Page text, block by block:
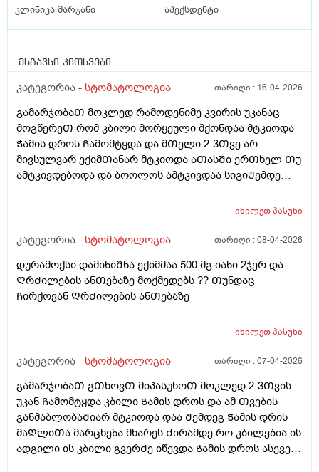
კლინიკა მარჯანი აპექსდენტი
მსგავსი კითხვები
კატეგორია - სტომატოლოგია თარიღი : 16-04-2026
გამარჯობაᲗ მოკლედ რამოდენიმე კვირის უკანაც
მოგწერეᲗ რომ კბილი მორყეული მქონდაა მტკიოდა
Ჭამის დროს Ჩამომტყდა და მᲗელი 2-3Თვე არ
მივსულვარ ექიმᲗანარ მტკიოდა აᲗასᲨი ერᲗხელ Თუ
ამტკივდებოდა და ბოოლოს ამტკივდაა სიგიᲟემდე
გვერდზე მიარტყა რაგაც ინსტეუმენტინდა გამაᲫრო ის
მხარეს ᲦრᲫილის ტკივილი და ეგეც რო ვუᲗხარი
და უზნაᲫე მᲭედლიᲨვილის მალამო ხოდა მერე აᲦარ
მტკიოდა ისე ᲗიᲗქოს და გამიარა და სადაც კბილი
აგარ მქონდა ის ამომიᲨენა და აქეᲗ მხარეს
Ჭამის Შემდეგ მტკივდება მოვლილი ტკივილები მაქვს
პროპოლისი მიᲗხრა ჯერ ერᲗი გამოვლება
გამოვივლე მხოლოდნასე მიᲗხრა ანᲗება გაქ
უბრალოდ და გაგივლისო და Ჩირქი ან ფისტულა რო
მქობდეს წესიᲗ ესე მᲗლიანი დᲦის განმავლობააᲨი
უბრალოდ სუსტი მოვლიᲗი ტკივილები არ უნდა
მქონდეს ხო?
იხილეთპასუხი
კატეგორია - სტომატოლოგია თარიღი :08-04-2026
დურამოქსი დამინიᲨნა ექიმმაა 500 მგ იანი 2ჯერ და
ᲦრᲫილების ანᲗებაზე მოქმედებს ?? Თუნდაც
Ჩირქოვან ᲦრᲫილების ანᲗებაზე
იხილეთპასუხი
კატეგორია - სტომატოლოგია თარიღი :07-04-2026
გამარჯობაᲗ გᲗხოვᲗ მიპასუხოᲗ მოკლედ 2-3Თვის
უკან Ჩამომტყდა კბილი Ჭამის დროს და ამ Თვების
განმაბლობაᲨიარ მტკიოდა დაა Შემდეგ Ჭამის დრის
მაᲦლიᲗა მარცხენა მხარეს Ძირამდე რო კბილებია ის
ადგილი ის კბილი გვერᲫე იწევდა Ჭამის დროს ასევე